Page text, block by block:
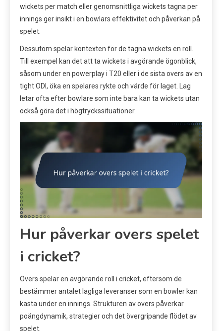
wickets per match eller genomsnittliga wickets tagna per
innings ger insikt i en bowlars effektivitet och påverkan på
spelet.
Dessutom spelar kontexten för de tagna wickets en roll.
Till exempel kan det att ta wickets i avgörande ögonblick,
såsom under en powerplay i T20 eller i de sista overs av en
tight ODI, öka en spelares rykte och värde för laget. Lag
letar ofta efter bowlare som inte bara kan ta wickets utan
också göra det i högtryckssituationer.
Hur påverkar overs spelet
i cricket?
Overs spelar en avgörande roll i cricket, eftersom de
bestämmer antalet lagliga leveranser som en bowler kan
kasta under en innings. Strukturen av overs påverkar
poängdynamik, strategier och det övergripande flödet av
spelet.